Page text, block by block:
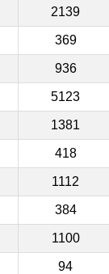
2139
369
936
5123
1381
418
1112
384
1100
94